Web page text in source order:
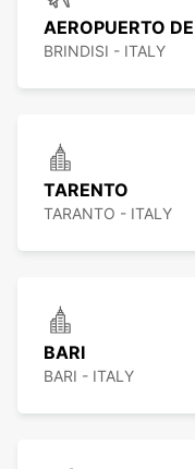
AEROPUERTO
BRINDISI - ITALY
TARENTO
TARANTO - ITALY
BARI
BARI - ITALY